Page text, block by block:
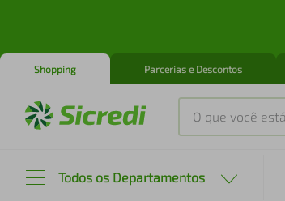
Shopping Parcerias e Descontos
O que você está
Todos os Departamentos